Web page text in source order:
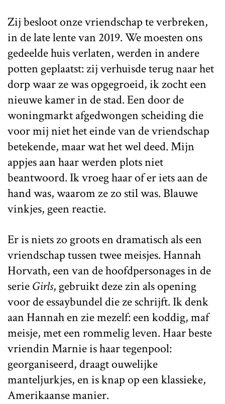
Zij besloot onze vriendschap te verbreken,
in de late lente van 2019. We moesten ons
gedeelde huis verlaten, werden in andere
potten geplaatst: zij verhuisde terug naar het
dorp waar ze was opgegroeid, ik zocht een
nieuwe kamer in de stad. Een door de
woningmarkt afgedwongen scheiding die
voor mij niet het einde van de vriendschap
betekende, maar wat het wel deed. Mijn
appjes aan haar werden plots niet
beantwoord. Ik vroeg haar of er iets aan de
hand was, waarom ze zo stil was. Blauwe
vinkjes, geen reactie.
Er is niets zo groots en dramatisch als een
vriendschap tussen twee meisjes. Hannah
Horvath, een van de hoofdpersonages in de
serieGirls, gebruikt deze zin als opening
voor de essaybundel die ze schrijft. Ik denk
aan Hannah en zie mezelf: een koddig, maf
meisje, met een rommelig leven. Haar beste
vriendin Marnie is haar tegenpool:
georganiseerd, draagt ouwelijke
manteljurkjes, en is knap op een klassieke,
Amerikaanse manier.